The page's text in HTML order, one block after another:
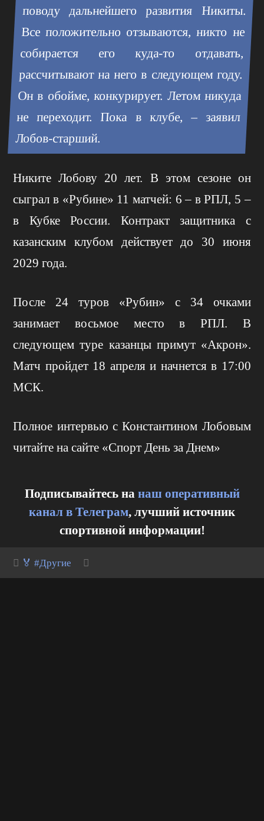
поводу дальнейшего развития Никиты.
Все положительно отзываются, никто не
собирается его куда-то отдавать,
рассчитывают на него в следующем году.
Он в обойме, конкурирует. Летом никуда
не переходит. Пока в клубе, – заявил
Лобов-старший.
Никите Лобову 20 лет. В этом сезоне он
сыграл в «Рубине» 11 матчей: 6 – в РПЛ, 5 –
в Кубке России. Контракт защитника с
казанским клубом действует до 30 июня
2029 года.
После 24 туров «Рубин» с 34 очками
занимает восьмое место в РПЛ. В
следующем туре казанцы примут «Акрон».
Матч пройдет 18 апреля и начнется в 17:00
МСК.
Полное интервью с Константином Лобовым
читайте на сайте «Спорт День за Днем»
Подписывайтесь на наш оперативный
канал в Телеграм, лучший источник
спортивной информации!
🏅 #Другие